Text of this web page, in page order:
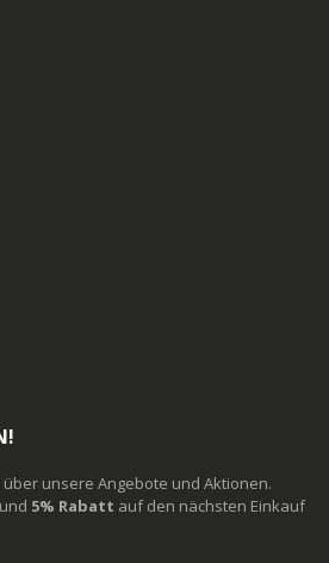
unsere Angebote und Aktionen.
5% Rabatt auf den nächsten Einkauf